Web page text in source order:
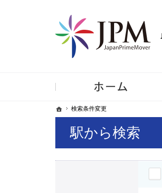
ホーム
検索条件変更
駅から検索
ホーム
検索条件変更